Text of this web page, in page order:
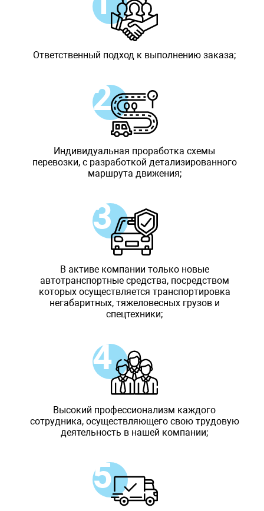
Ответственный подход к выполнению заказа;
Индивидуальная проработка схемы
перевозки, с разработкой детализированного
маршрута движения;
В активе компании только новые
автотранспортные средства, посредством
которых осуществляется транспортировка
негабаритных, тяжеловесных грузов и
спецтехники;
Высокий профессионализм каждого
сотрудника, осуществляющего свою трудовую
деятельность в нашей компании;